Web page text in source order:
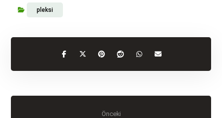
pleksi
Önceki